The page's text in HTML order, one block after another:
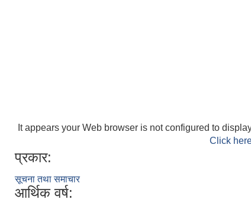
It appears your Web browser is not configured to
Click
प्रकार:
सूचना तथा समाचार
आर्थिक वर्ष: